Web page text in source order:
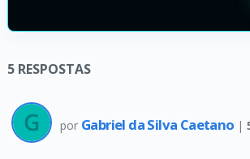
5 RESPOSTAS
por Gabriel da Silva Caetano |